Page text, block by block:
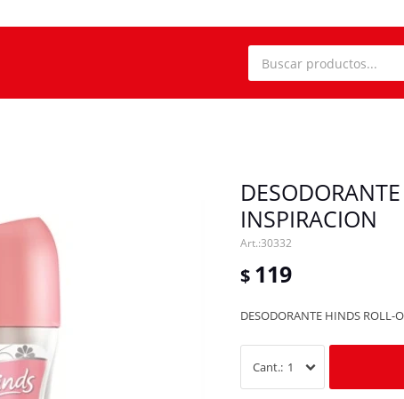
INSPIRACION
30332
$ 119
DESODORANTE HINDS ROLL-
1